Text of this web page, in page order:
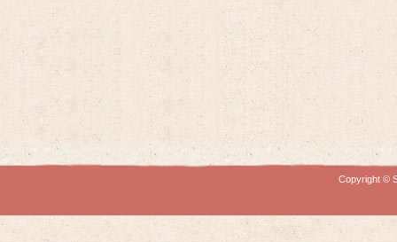
Copyright ©